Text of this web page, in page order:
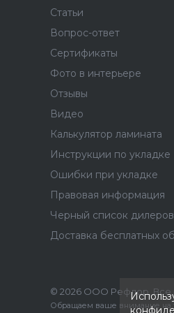
Статьи
Вопрос-ответ
Сертификаты
Фото в интерьере
Отзывы
Видео
Калькулятор ламината
Инструкции по укладке
Ошибки при укладке
Правовая информация
Черный список дилеров
Доставка бесплатных
© 2026 ООО Рефлор, Все
Обращаем ваше внимание на